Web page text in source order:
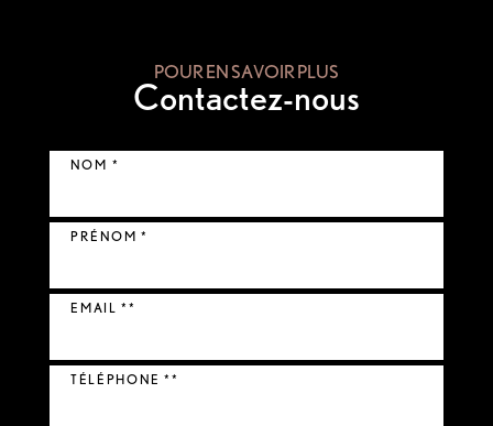
POUR EN SAVOIR PLUS
Contactez-nous
NOM *
PRÉNOM *
EMAIL **
TÉLÉPHONE **